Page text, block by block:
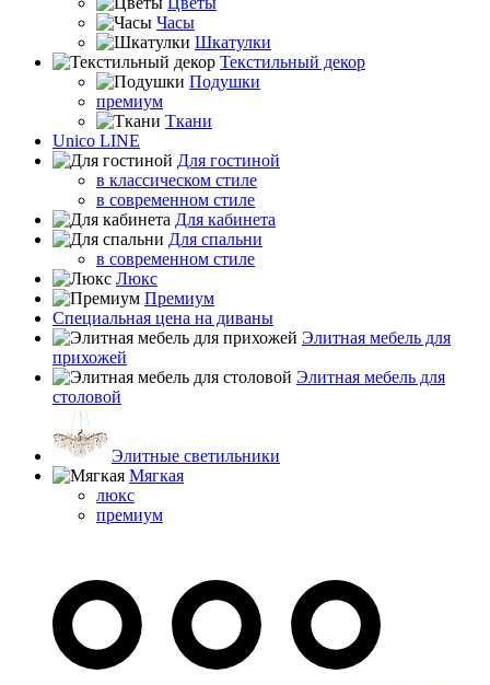
Часы
Шкатулки
Текстильный декор
Подушки
премиум
Ткани
Unico LINE
Для гостиной
в классическом стиле
в современном стиле
Для кабинета
Для спальни
в современном стиле
Люкс
Премиум
Специальная цена на диваны
Элитная мебель для
прихожей
Элитная мебель для
столовой
Элитные светильники
Мягкая
люкс
премиум